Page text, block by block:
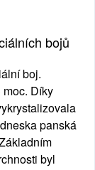
bojů
boj.
Díky
panská
byl